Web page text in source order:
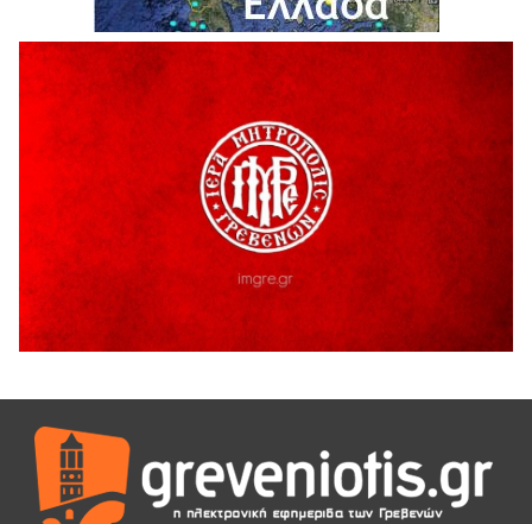
Θερινό Σινεμά στο πλαίσιο του «Πολιτιστικού
Καλοκαιριού 2026» με την βραβευμένη ταινία «Μικρές
Ανάσες».
5 Αυγούστου 2026
Γρεβενά: Συνελήφθη 18χρονος αλλοδαπός, για κλοπή
εξοπλισμού γυμναστηρίου
5 Αυγούστου 2026
ΑΗ ΛΑΟΣ | 5 Αυγούστου | Υπαίθριο Θέατρο “Καστράκι”,
41η Γιορτή Κρασιού στο Τρίκωμο – «Γιορτή Παράδοσης»
5 Αυγούστου 2026
ΕΥΧΑΡΙΣΤΙΕΣ Φυσιολατρικού Συλλόγου Γρεβενών
4 Αυγούστου 2026